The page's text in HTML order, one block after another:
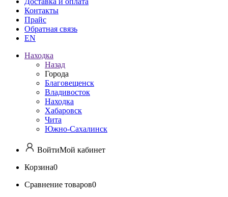
Контакты
Прайс
Обратная связь
EN
Находка
Назад
Города
Благовещенск
Владивосток
Находка
Хабаровск
Чита
Южно-Сахалинск
ВойтиМой кабинет
Корзина0
Сравнение товаров0